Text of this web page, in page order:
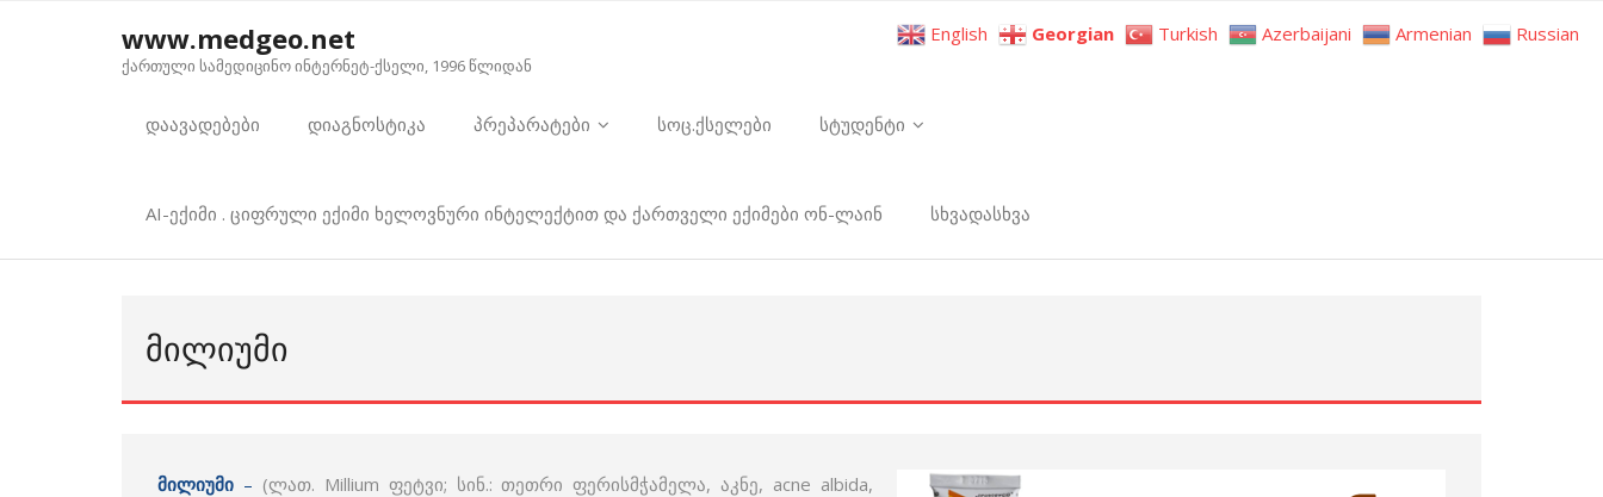
www.medgeo.net
ქართული სამედიცინო ინტერნეტ-ქსელი, 1996 წლიდან
დაავადებები დიაგნოსტიკა პრეპარატები სოც.ქსელები სტუდენტი
AI-ექიმი . ციფრული ექიმი ხელოვნური ინტელექტით და ქართველი ექიმები ონ-ლაინ სხვადასხვა
ᲛᲘᲚᲘᲣᲛᲘ
მილიუმი – (ლათ. Millium ფეტვი; სინ.: თეთრი ფერისმჭამელა, აკნე, acne albida,
English Georgian Turkish Azerbaijani Armenian Russian